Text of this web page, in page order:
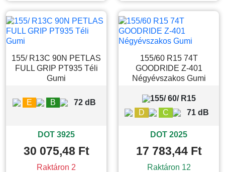
155/ R13C 90N PETLAS
FULL GRIP PT935 Téli
Gumi
E B 72 dB
DOT 3925
30 075,48 Ft
Raktáron 2
155/60 R15 74T
GOODRIDE Z-401
Négyévszakos Gumi
155/ 60/ R15
D
C 71 dB
DOT 2025
17 783,44 Ft
Raktáron 12